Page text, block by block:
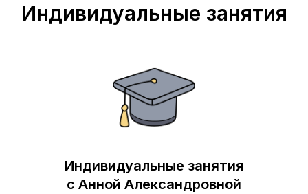
Индивидуальные занятия
Индивидуальные занятия
с Анной Александровной